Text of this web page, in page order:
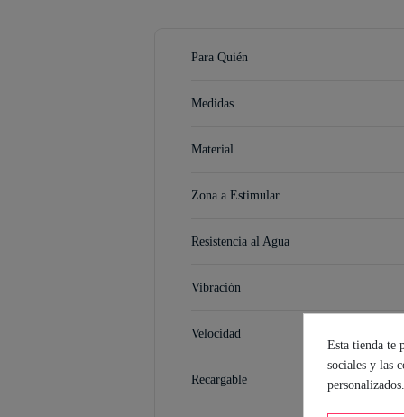
Para Quién
Medidas
Material
Zona a Estimular
Resistencia al Agua
Vibración
Velocidad
Recargable
Esta tienda te
sociales y las